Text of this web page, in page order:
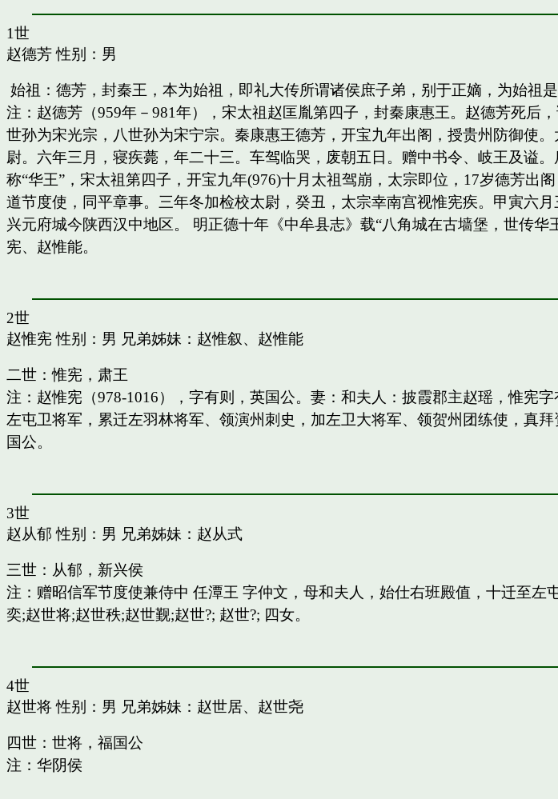
1世
赵德芳性别：男
始祖：德芳，封秦王，本为始祖，即礼大传所谓诸侯庶子弟，别于正嫡，为始祖是
注：赵德芳（959年－981年），宋太祖赵匡胤第四子，封秦康惠王。赵德芳死后
世孙为宋光宗，八世孙为宋宁宗。秦康惠王德芳，开宝九年出阁，授贵州防御使
尉。六年三月，寝疾薨，年二十三。车驾临哭，废朝五日。赠中书令、岐王及谥
称“华王”，宋太祖第四子，开宝九年(976)十月太祖驾崩，太宗即位，17岁德芳
道节度使，同平章事。三年冬加检校太尉，癸丑，太宗幸南宫视惟宪疾。甲寅六
兴元府城今陕西汉中地区。 明正德十年《中牟县志》载“八角城在古墙堡，世传
宪、赵惟能。
2世
赵惟宪 性别：男 兄弟姊妹： 赵惟叙、 赵惟能
二世：惟宪，肃王
注：赵惟宪（978-1016），字有则，英国公。妻：和夫人：披霞郡主赵瑶，惟宪
左屯卫将军，累迁左羽林将军、领演州刺史，加左卫大将军、领贺州团练使，真
国公。
3世
赵从郁 性别：男 兄弟姊妹： 赵从式
三世：从郁，新兴侯
注：赠昭信军节度使兼侍中 任潭王 字仲文，母和夫人，始仕右班殿值，十迁至
奕;赵世将;赵世秩;赵世觐;赵世?; 赵世?; 四女。
4世
赵世将性别：男 兄弟姊妹： 赵世居、 赵世尧
四世：世将，福国公
注：华阴侯